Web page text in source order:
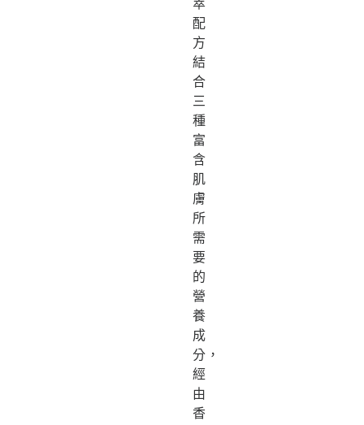
萃
配
方
結
合
三
種
富
含
肌
膚
所
需
要
的
營
養
成
分，
經
由
香